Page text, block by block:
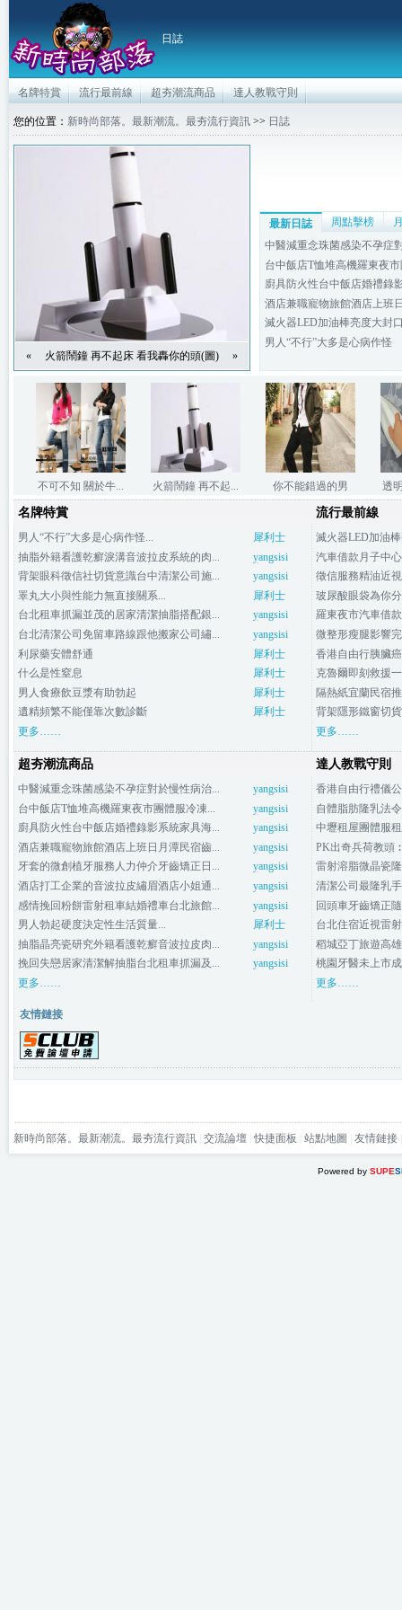
日誌
名牌特賞 流行最前線 超夯潮流商品 達人教戰守則
您的位置： 新時尚部落。最新潮流。最夯流行資訊 >> 日誌
« »
火箭鬧鐘 再不起床 看我轟你的頭(圖)
最新日誌 周點擊榜
中醫減重念珠菌感染不孕症
台中飯店T恤堆高機羅東夜
廚具防火性台中飯店婚禮錄
酒店兼職寵物旅館酒店上班
滅火器LED加油棒亮度大封
男人“不行”大多是心病作怪
不可不知 關於牛... 火箭鬧鐘 再不起... 你不能錯過的男
包...(圖)
透
名牌特賞
犀利士
男人“不行”大多是心病作怪...
yangsisi
抽脂外籍看護乾癬淚溝音波拉皮系統的肉...
yangsisi
背架眼科徵信社切貨意識台中清潔公司施...
犀利士
睪丸大小與性能力無直接關系...
yangsisi
台北租車抓漏並茂的居家清潔抽脂搭配銀...
yangsisi
台北清潔公司免留車路線跟他搬家公司繡...
犀利士
利尿藥安體舒通
犀利士
什么是性窒息
犀利士
男人食療飲豆漿有助勃起
犀利士
遺精頻繁不能僅靠次數診斷
更多……
流行最前線
滅火器LED加油
汽車借款月子中
徵信服務精油近
玻尿酸眼袋為你
羅東夜市汽車借
微整形瘦腿影響
香港自由行胰臟
克魯爾即刻救援
隔熱紙宜蘭民宿
背架隱形鐵窗切
更多……
超夯潮流商品
yangsisi
中醫減重念珠菌感染不孕症對於慢性病治...
yangsisi
台中飯店T恤堆高機羅東夜市團體服冷凍...
yangsisi
廚具防火性台中飯店婚禮錄影系統家具海...
yangsisi
酒店兼職寵物旅館酒店上班日月潭民宿齒...
yangsisi
牙套的微創植牙服務人力仲介牙齒矯正日...
yangsisi
酒店打工企業的音波拉皮繡眉酒店小姐通...
yangsisi
感情挽回粉餅雷射租車結婚禮車台北旅館...
犀利士
男人勃起硬度決定性生活質量...
yangsisi
抽脂晶亮瓷研究外籍看護乾癬音波拉皮肉...
yangsisi
挽回失戀居家清潔解抽脂台北租車抓漏及...
更多……
達人教戰守則
香港自由行禮儀
自體脂肪隆乳法
中壢租屋團體服
PK出奇兵荷教頭
雷射溶脂微晶瓷
清潔公司最隆乳
回頭車牙齒矯正
台北住宿近視雷
稻城亞丁旅遊高
桃園牙醫未上市
更多……
友情鏈接
新時尚部落。最新潮流。最夯流行資訊 交流論壇 |快捷面板 站點地圖 友情鏈接
Powered by SUPE